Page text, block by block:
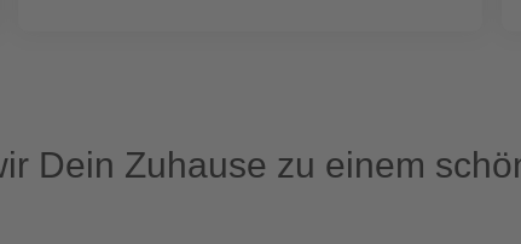
Dein Zuhause zu einem